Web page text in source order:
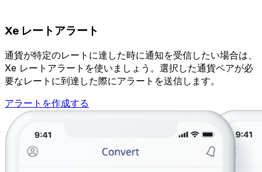
Xe レートアラート
通貨が特定のレートに達した時に通知を受信したい場合は、
Xe レートアラートを使いましょう。選択した通貨ペアが必
要なレートに到達した際にアラートを送信します。
アラートを作成する